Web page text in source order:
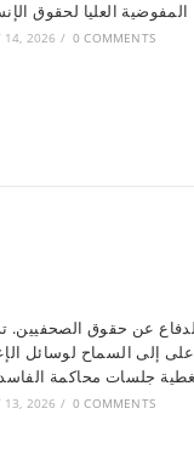
14, 2026 / 0 COMMENTS
عن حقوق الصحفيين.
إلى السماح لوسائل
13, 2026 / 0 COMMENTS